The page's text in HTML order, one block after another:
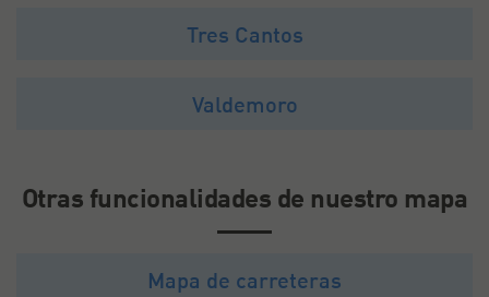
Tres Cantos
Valdemoro
Otras funcionalidades de nuestro mapa
Mapa de carreteras